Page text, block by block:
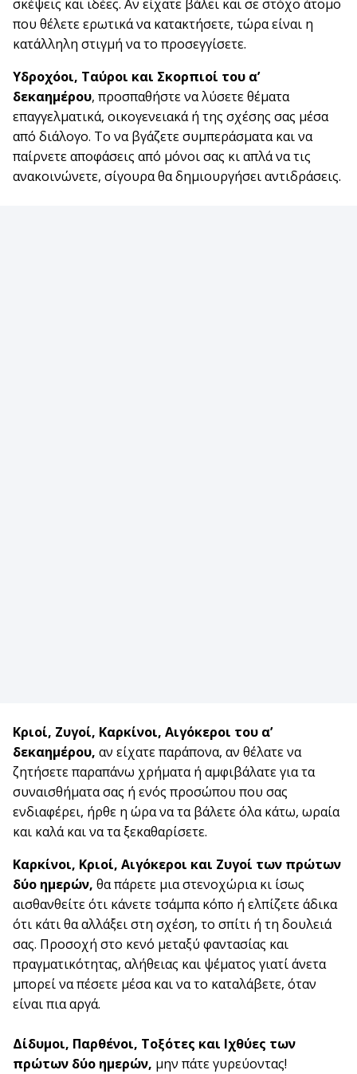
σκέψεις και ιδέες. Αν είχατε βάλει και σε στόχο άτομο
που θέλετε ερωτικά να κατακτήσετε, τώρα είναι η
κατάλληλη στιγμή να το προσεγγίσετε.
Υδροχόοι, Ταύροι και Σκορπιοί του α’
δεκαημέρου, προσπαθήστε να λύσετε θέματα
επαγγελματικά, οικογενειακά ή της σχέσης σας μέσα
από διάλογο. Το να βγάζετε συμπεράσματα και να
παίρνετε αποφάσεις από μόνοι σας κι απλά να τις
ανακοινώνετε, σίγουρα θα δημιουργήσει αντιδράσεις.
Κριοί, Ζυγοί, Καρκίνοι, Αιγόκεροι του α’
δεκαημέρου, αν είχατε παράπονα, αν θέλατε να
ζητήσετε παραπάνω χρήματα ή αμφιβάλατε για τα
συναισθήματα σας ή ενός προσώπου που σας
ενδιαφέρει, ήρθε η ώρα να τα βάλετε όλα κάτω, ωραία
και καλά και να τα ξεκαθαρίσετε.
Καρκίνοι, Κριοί, Αιγόκεροι και Ζυγοί των πρώτων
δύο ημερών, θα πάρετε μια στενοχώρια κι ίσως
αισθανθείτε ότι κάνετε τσάμπα κόπο ή ελπίζετε άδικα
ότι κάτι θα αλλάξει στη σχέση, το σπίτι ή τη δουλειά
σας. Προσοχή στο κενό μεταξύ φαντασίας και
πραγματικότητας, αλήθειας και ψέματος γιατί άνετα
μπορεί να πέσετε μέσα και να το καταλάβετε, όταν
είναι πια αργά.
Δίδυμοι, Παρθένοι, Τοξότες και Ιχθύες των
πρώτων δύο ημερών, μην πάτε γυρεύοντας!